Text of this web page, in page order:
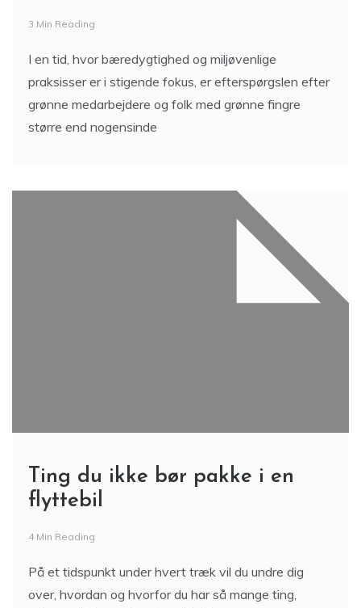
3 Min Reading
I en tid, hvor bæredygtighed og miljøvenlige
praksisser er i stigende fokus, er efterspørgslen efter
grønne medarbejdere og folk med grønne fingre
større end nogensinde
Ting du ikke bør pakke i en
flyttebil
4 Min Reading
På et tidspunkt under hvert træk vil du undre dig
over, hvordan og hvorfor du har så mange ting,